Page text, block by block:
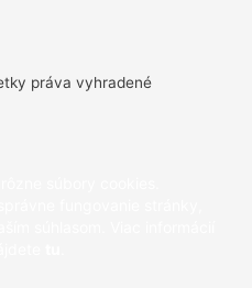
práva vyhradené